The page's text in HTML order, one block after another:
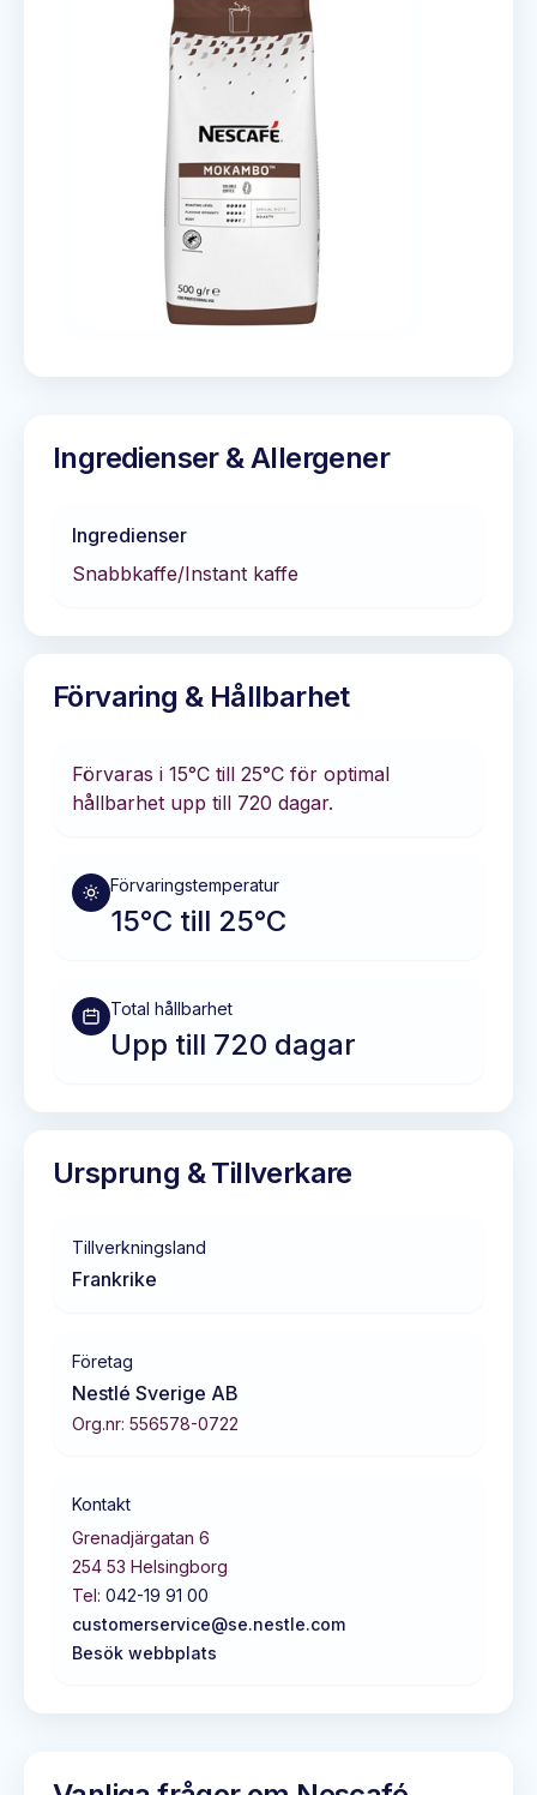
Ingredienser & Allergener
Ingredienser
Snabbkaffe/Instant kaffe
Förvaring & Hållbarhet
Förvaras i 15°C till 25°C för optimal
hållbarhet upp till 720 dagar.
Förvaringstemperatur
15°C till 25°C
Total hållbarhet
Upp till 720 dagar
Ursprung & Tillverkare
Tillverkningsland
Frankrike
Företag
Nestlé Sverige AB
Org.nr: 556578-0722
Kontakt
Grenadjärgatan 6
254 53 Helsingborg
Tel: 042-19 91 00
customerservice@se.nestle.com
Besök webbplats